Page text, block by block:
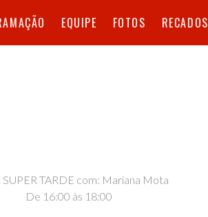
EQUIPE FOTOS RECADOS
SUPER TARDE com: Mariana Mota
De 16:00 às 18:00